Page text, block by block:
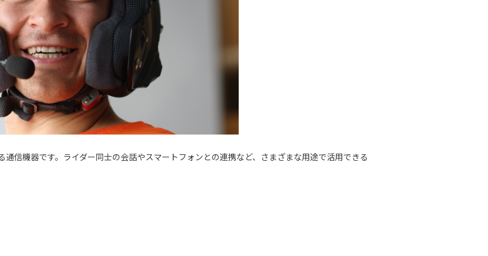
信機器です。ライダー同士の会話やスマートフォンとの連携など、さまざまな用途で活用できる